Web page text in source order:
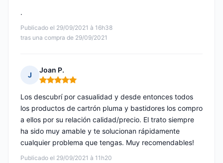
Publicado el 29/09/2021 à 16h38
tras una compra de 29/09/2021
.
J
Joan P.
Nota: 5 de 5
Publicado el 29/09/2021 à 11h20
Los descubrí por casualidad y desde entonces todos
los productos de cartrón pluma y bastidores los compro
a ellos por su relación calidad/precio. El trato siempre
ha sido muy amable y te solucionan rápidamente
cualquier problema que tengas. Muy recomendables!